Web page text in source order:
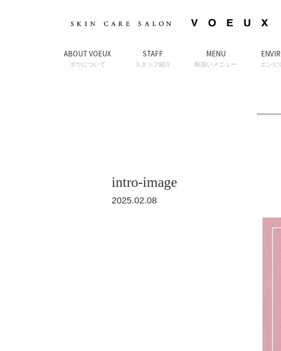
ABOUT VOEUX
ボウについて
STAFF
スタッフ紹介
MENU
取扱いメニュー エンビ
intro-image
2025.02.08